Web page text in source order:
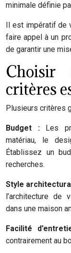
minimale définie
Il est impératif de
faire appel à un
de garantir une
Choisir
critères
Plusieurs critères
Budget : Les
matériau, le
Établissez un
recherches.
Style
l’architecture de
dans une maison
Facilité
contrairement au